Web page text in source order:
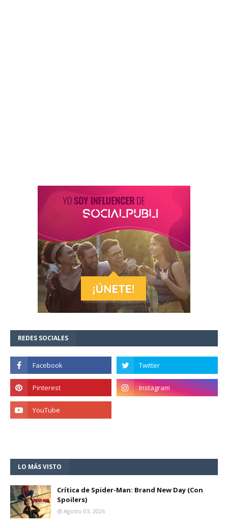
REDES SOCIALES
LO MÁS VISTO
Crítica de Spider-Man: Brand New Day (Con
Spoilers)
Agosto 03, 2026